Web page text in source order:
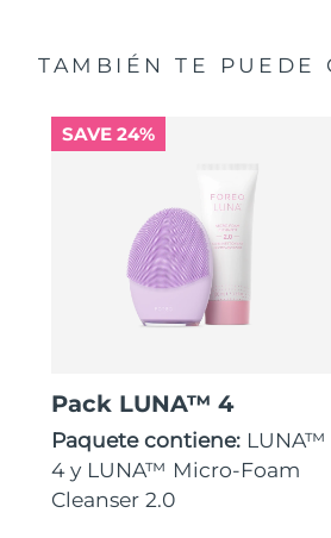
TAMBIÉN TE PUEDE
SAVE 24%
Pack LUNA™ 4
Paquete contiene: LUNA™
4 y LUNA™ Micro-Foam
Cleanser 2.0